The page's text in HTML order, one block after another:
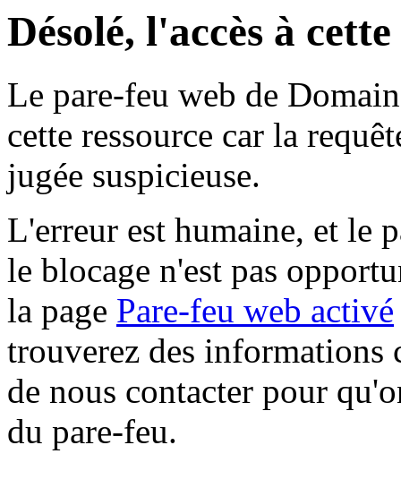
Désolé, l'accès à
Le pare-feu web de
cette ressource car la
jugée suspicieuse.
L'erreur est humaine, et le
le blocage n'est pas
la page Pare-feu web activé
trouverez des informations
de nous contacter pour
du pare-feu.